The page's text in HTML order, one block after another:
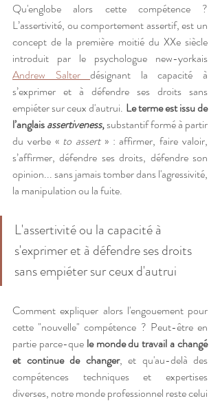
Qu'englobe alors cette compétence ?
L’assertivité, ou comportement assertif, est un
concept de la première moitié du XXe siècle
introduit par le psychologue new-yorkais
Andrew Salter désignant la capacité à
s’exprimer et à défendre ses droits sans
empiéter sur ceux d'autrui. Le terme est issu de
l’anglais assertiveness, substantif formé à partir
du verbe « to assert » : affirmer, faire valoir,
s’affirmer, défendre ses droits, défendre son
opinion... sans jamais tomber dans l'agressivité,
la manipulation ou la fuite.
L'assertivité ou la capacité à
s'exprimer et à défendre ses droits
sans empiéter sur ceux d'autrui
Comment expliquer alors l'engouement pour
cette "nouvelle" compétence ? Peut-être en
partie parce-que le monde du travail a changé
et continue de changer, et qu'au-delà des
compétences techniques et expertises
diverses, notre monde professionnel reste celui